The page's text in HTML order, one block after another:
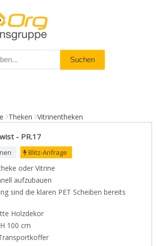
Theken Vitrinentheken
- PR.17
Blitz-Anfrage
oder Vitrine
aufzubauen
sind die klaren PET Scheiben bereits
Holzdekor
100 cm